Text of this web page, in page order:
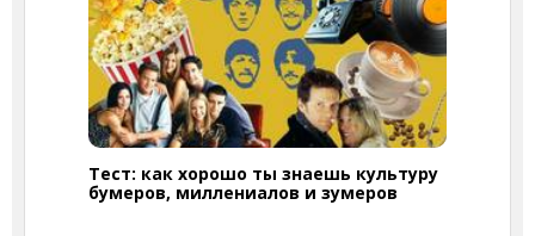
Тест: как хорошо ты знаешь культуру
бумеров, миллениалов и зумеров